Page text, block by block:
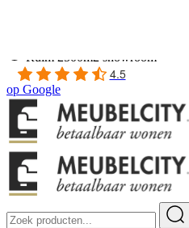
Ruim 2500m2 showroom
4.5
op Google